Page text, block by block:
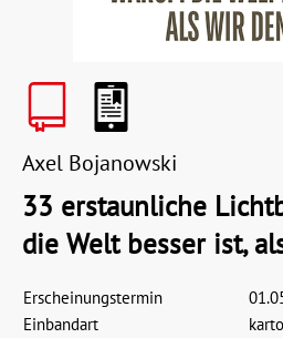
Axel Bojanowski
33 erstaunliche
die Welt besser ist,
Erscheinungstermin
Einbandart